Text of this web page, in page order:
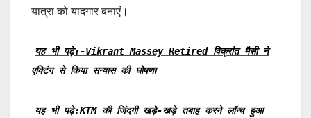
यात्रा को यादगार बनाएं।
यह भी पढ़े:-Vikrant Massey Retired विक्रांत मैसी ने
एक्टिंग से किया सन्यास की घोषणा
यह भी पढ़े:KTM की जिंदगी खड़े-खड़े तबाह करने लॉन्च हुआ